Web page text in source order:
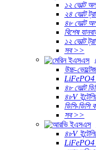
১২ ভোল্ট
২৪ ভোল্ট
৪৮ ভোল্ট
বিশেষ
১২ ভোল্ট
সব >>
উচ্চ-ভোল্টেজ
LiFePO4
৪৮ ভোল্ট
৪৮V
ডিসি-ডিসি
সব >>
৪৮V
LiFePO4